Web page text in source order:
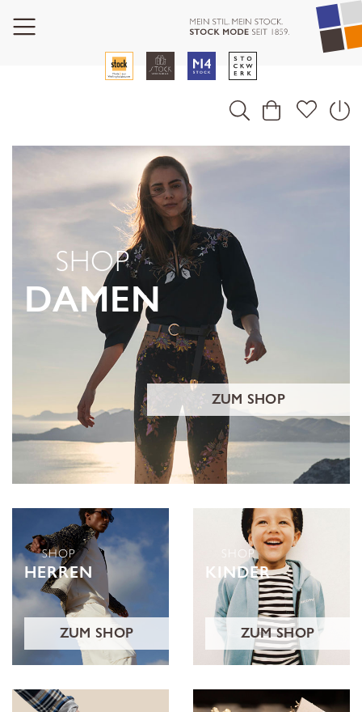
SHOP
DAMEN
ZUM SHOP
SHOP
HERREN
ZUM SHOP
SHOP
KINDER
ZUM SHOP